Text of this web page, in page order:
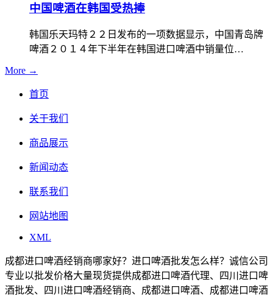
中国啤酒在韩国受热捧
韩国乐天玛特２２日发布的一项数据显示，中国青岛牌
啤酒２０１４年下半年在韩国进口啤酒中销量位…
More →
首页
关于我们
商品展示
新闻动态
联系我们
网站地图
XML
成都进口啤酒经销商哪家好？进口啤酒批发怎么样？诚信公司
专业以批发价格大量现货提供成都进口啤酒代理、四川进口啤
酒批发、四川进口啤酒经销商、成都进口啤酒、成都进口啤酒